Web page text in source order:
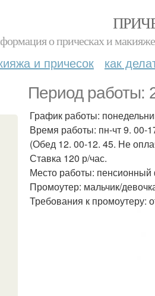
о прическах и
и причесок как
Период работы:
График работы:
Время работы: пн-чт 9. 00-
(Обед 12. 00-12. 45. Не
Ставка 120 р/час.
Место работы: пенсионный
Промоутер: мальчик/
Требования к промоутеру: